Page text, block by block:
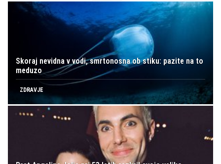
Skoraj nevidna v vodi, smrtonosna ob stiku: pazite na to
meduzo
ZDRAVJE